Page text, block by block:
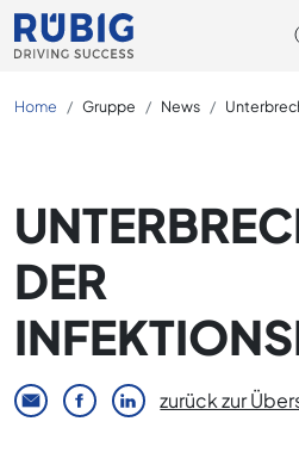
Home Gruppe News
DER
zurück zur